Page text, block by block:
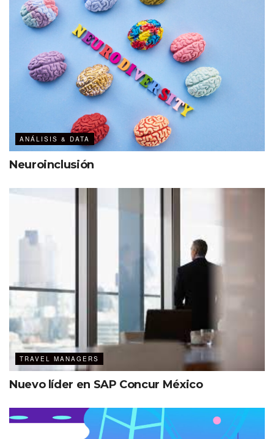
ANÁLISIS & DATA
Neuroinclusión
TRAVEL MANAGERS
Nuevo líder en SAP Concur México